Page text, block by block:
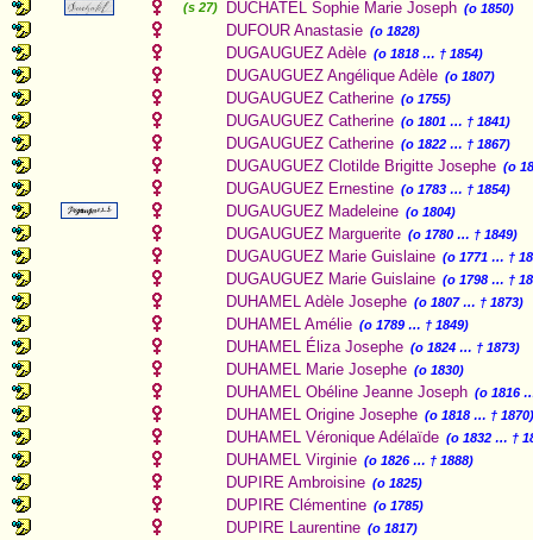
(s 27)
DUCHATEL Sophie Marie Joseph (o 1850)
DUFOUR Anastasie (o 1828)
DUGAUGUEZ Adèle (o 1818 … † 1854)
DUGAUGUEZ Angélique Adèle (o 1807)
DUGAUGUEZ Catherine (o 1755)
DUGAUGUEZ Catherine (o 1801 … † 1841)
DUGAUGUEZ Catherine (o 1822 … † 1867)
DUGAUGUEZ Clotilde Brigitte Josephe (o
DUGAUGUEZ Ernestine (o 1783 … † 1854)
DUGAUGUEZ Madeleine (o 1804)
DUGAUGUEZ Marguerite (o 1780 … † 1849)
DUGAUGUEZ Marie Guislaine (o 1771 … †
DUGAUGUEZ Marie Guislaine (o 1798 … †
DUHAMEL Adèle Josephe (o 1807 … † 1873)
DUHAMEL Amélie (o 1789 … † 1849)
DUHAMEL Éliza Josephe (o 1824 … † 1873)
DUHAMEL Marie Josephe (o 1830)
DUHAMEL Obéline Jeanne Joseph (o 1816
DUHAMEL Origine Josephe (o 1818 … †
DUHAMEL Véronique Adélaïde (o 1832 … †
DUHAMEL Virginie (o 1826 … † 1888)
DUPIRE Ambroisine (o 1825)
DUPIRE Clémentine (o 1785)
DUPIRE Laurentine (o 1817)